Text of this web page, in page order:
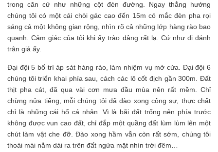
trong căn cứ như những cột đèn đường. Ngay thẳng hướng
chúng tôi có một cái chòi gác cao đến 15m có mắc đèn pha rọi
sáng cả một không gian rộng, nhìn rõ cả những lớp hàng rào bao
quanh. Cảm giác của tôi khi ấy trào dâng rất lạ. Cứ như đi đánh
trận giả ấy.
Đại đội 5 bố trí áp sát hàng rào, làm nhiệm vụ mở cửa. Đại đội 6
chúng tôi triển khai phía sau, cách các lô cốt địch gần 300m. Đất
thịt pha cát, đã qua vài cơn mưa đầu mùa nên rất mềm. Chỉ
chừng nửa tiếng, mỗi chúng tôi đã đào xong công sự, thực chất
chỉ là những cái hố cá nhân. Vì là bãi đất trống nên phía trước
không được vun cao đất, chỉ đắp một quầng đất lùm lùm lên một
chút làm vật che đỡ. Đào xong hầm vẫn còn rất sớm, chúng tôi
thoải mái nằm dài ra trên đất ngửa mặt nhìn trời đêm…